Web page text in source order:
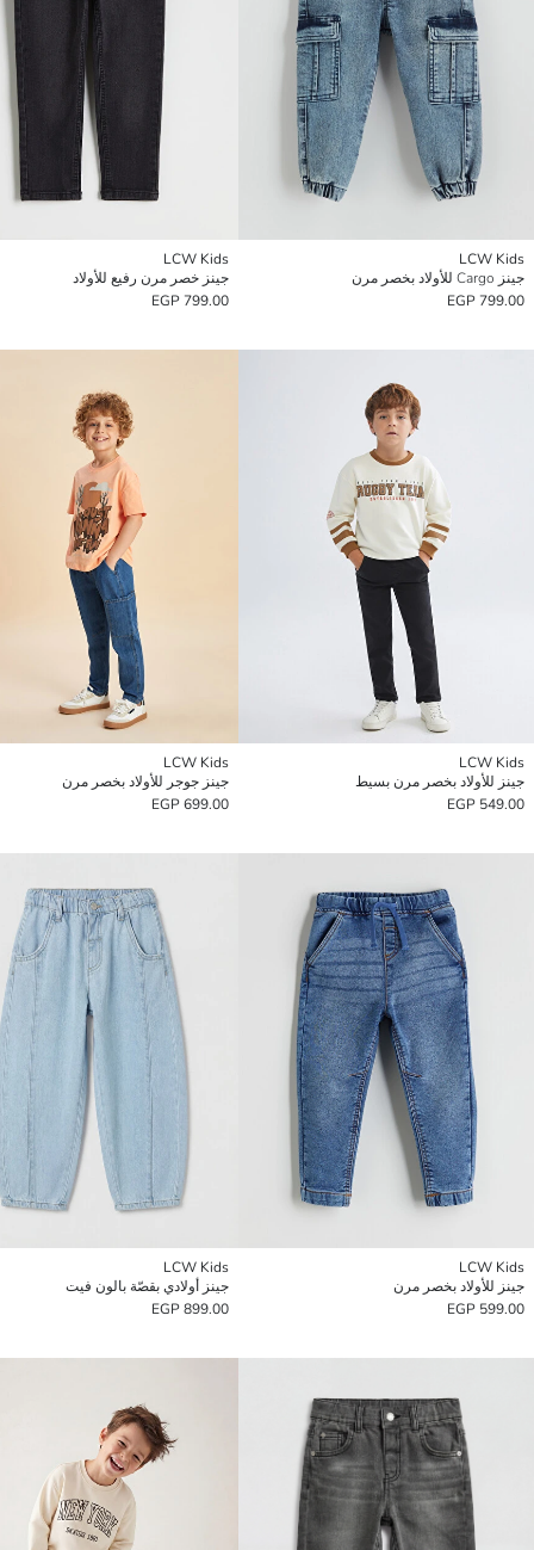
LCW Kids
جينز Cargo للأولاد بخصر مرن
799.00 EGP
LCW Kids
جينز خصر مرن رفيع للأولاد
799.00 EGP
LCW Kids
جينز للأولاد بخصر مرن بسيط
549.00 EGP
LCW Kids
جينز جوجر للأولاد بخصر مرن
699.00 EGP
LCW Kids
جينز للأولاد بخصر مرن
599.00 EGP
LCW Kids
جينز أولادي بقصّة بالون فيت
899.00 EGP